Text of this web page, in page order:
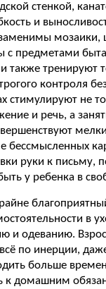
стенкой,
и
мозаики,
с предметами
также тренируют
контроля
стимулируют не
и речь, а
бессмысленных
руки к письму,
у ребенка в
в
и одеванию.
всё по инерции,
больше
к домашним